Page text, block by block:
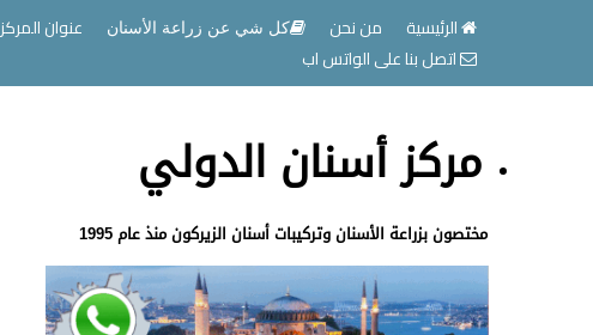
الرئيسية من نحن كل شي عن زراعة الأسنان
عنوان المركز
اتصل بنا على الواتس اب
مركز أسنان الدولي
مختصون بزراعة الأسنان وتركيبات أسنان الزيركون منذ عام 1995